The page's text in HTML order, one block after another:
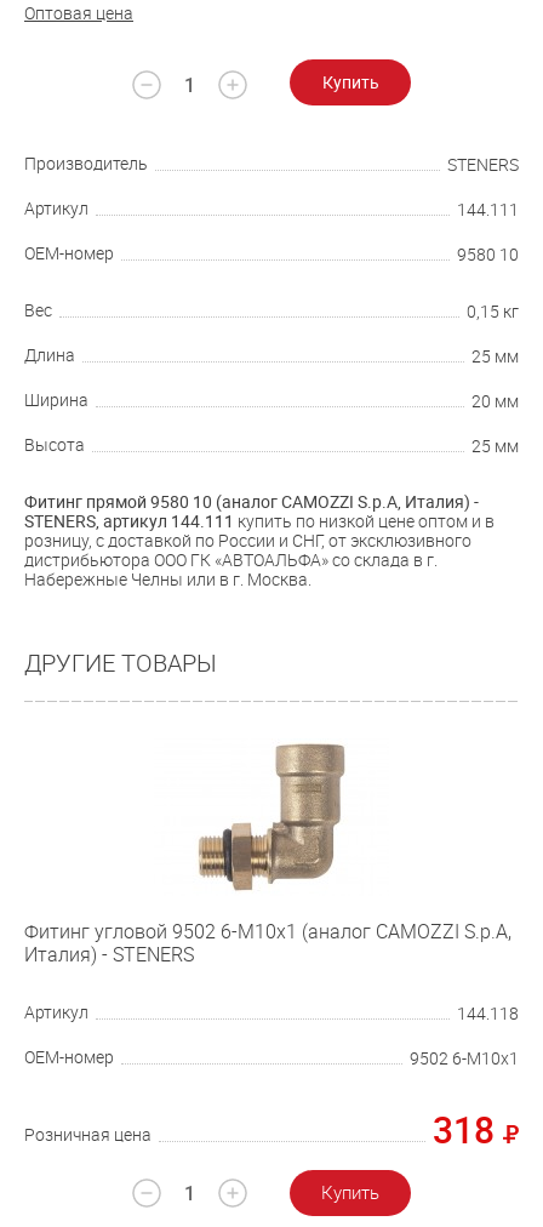
Оптовая цена
Купить
Производитель STENERS
Артикул 144.111
OEM-номер 9580 10
Вес 0,15 кг
Длина 25 мм
Ширина 20 мм
Высота 25 мм
Фитинг прямой 9580 10 (аналог CAMOZZI S.p.A, Италия) -
STENERS, артикул 144.111 купить по низкой цене оптом и в
розницу, с доставкой по России и СНГ, от эксклюзивного
дистрибьютора ООО ГК «АВТОАЛЬФА» со склада в г.
Набережные Челны или в г. Москва.
ДРУГИЕ ТОВАРЫ
Фитинг угловой 9502 6-М10х1 (аналог CAMOZZI S.p.A,
Италия) - STENERS
Артикул 144.118
OEM-номер 9502 6-М10х1
Розничная цена 318
Купить